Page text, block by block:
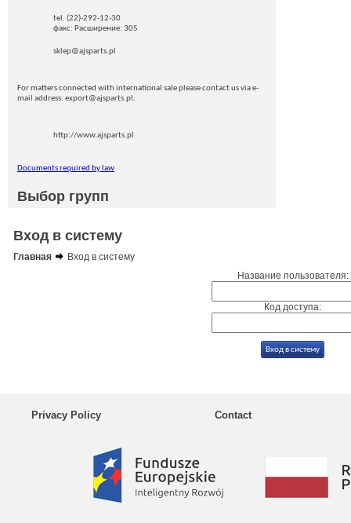
tel. (22)-292-12-30
факс: Pасширение: 305
sklep@ajsparts.pl
For matters connected with international sale please contact us via e-
mail address: export@ajsparts.pl.
http://www.ajsparts.pl
Documents required by law
Выбор групп
Вход в систему
Главная
Вход в систему
Название пользователя:
Код доступа:
Privacy Policy Contact